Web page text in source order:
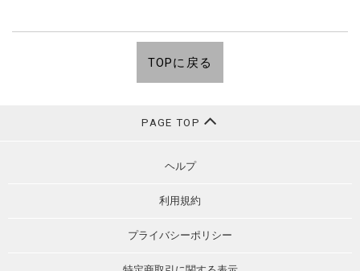
TOPに戻る
PAGE TOP
ヘルプ
利用規約
プライバシーポリシー